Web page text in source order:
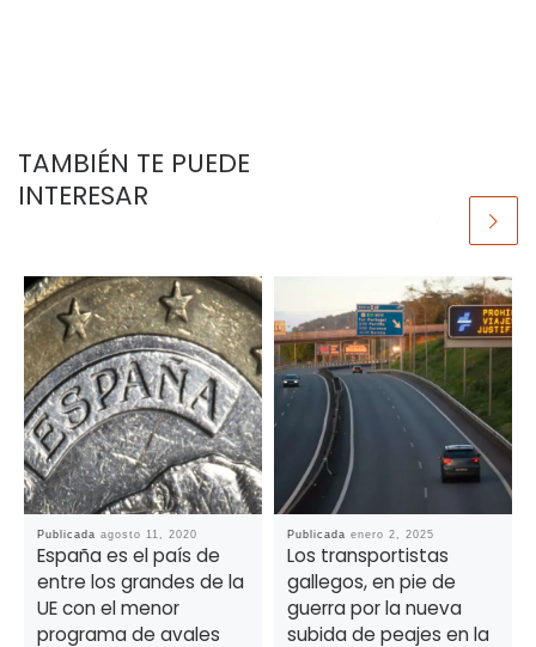
TAMBIÉN TE PUEDE
INTERESAR
Publicada agosto 11, 2020
España es el país de
entre los grandes de la
UE con el menor
programa de avales
Publicada enero 2, 2025
Los transportistas
gallegos, en pie de
guerra por la nueva
subida de peajes en la